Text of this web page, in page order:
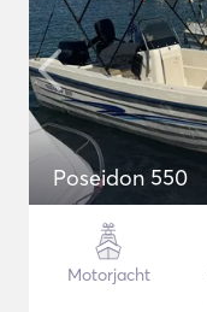
Poseidon 550
Motorjacht